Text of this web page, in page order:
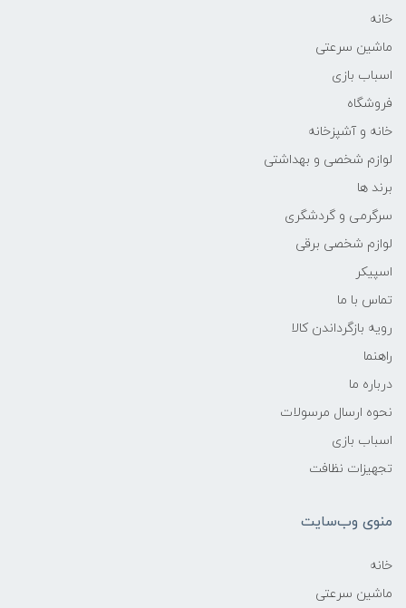
خانه
ماشین سرعتی
اسباب بازی
فروشگاه
خانه و آشپزخانه
لوازم شخصی و بهداشتی
برند ها
سرگرمی و گردشگری
لوازم شخصی برقی
اسپیکر
تماس با ما
رویه بازگرداندن کالا
راهنما
درباره ما
نحوه ارسال مرسولات
اسباب بازی
تجهیزات نظافت
منوی وب‌سایت
خانه
ماشین سرعتی